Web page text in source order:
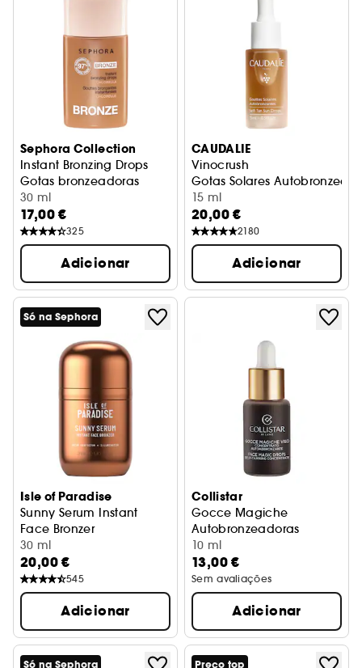
Sephora Collection
Instant Bronzing Drops
Gotas bronzeadoras
30 ml
17,00 €
325
Adicionar
CAUDALIE
Vinocrush
Gotas Solares
15 ml
20,00 €
2180
Adicionar
Só na Sephora
Isle of Paradise
Sunny Serum Instant
Face Bronzer
Sérum autobronzeador para o rosto
30 ml
20,00 €
545
Adicionar
Collistar
Gocce Magiche
Autobronzeadoras
10 ml
13,00 €
Sem avaliações
Adicionar
Só na Sephora Preço top